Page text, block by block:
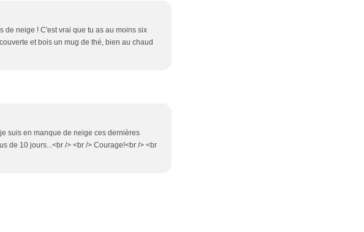
de neige ! C'est vrai que tu as au moins six
et bois un mug de thé, bien au chaud
suis en manque de neige ces dernières
de 10 jours...<br /> <br /> Courage!<br /> <br